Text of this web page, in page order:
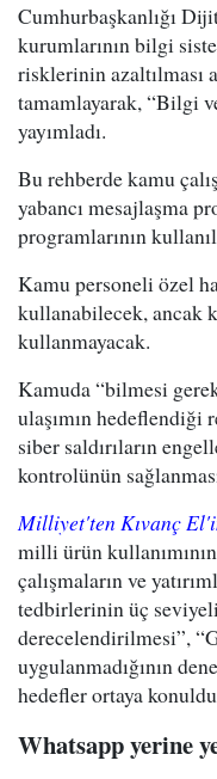
Cumhurbaşkanlığı
kurumlarının bilgi
risklerinin azaltılması
tamamlayarak, “Bilgi
yayımladı.
Bu rehberde kamu
yabancı mesajlaşma
programlarının
Kamu personeli özel
kullanabilecek, ancak
kullanmayacak.
Kamuda “bilmesi
ulaşımın hedeflendiği
siber saldırıların
kontrolünün
Milliyet'ten Kıvanç
milli ürün
çalışmaların ve
tedbirlerinin üç
derecelendirilmesi”,
uygulanmadığının
hedefler ortaya
Whatsapp yerine